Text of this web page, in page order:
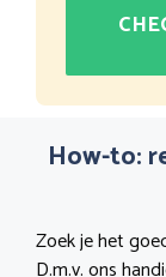
How-to:
Zoek je het